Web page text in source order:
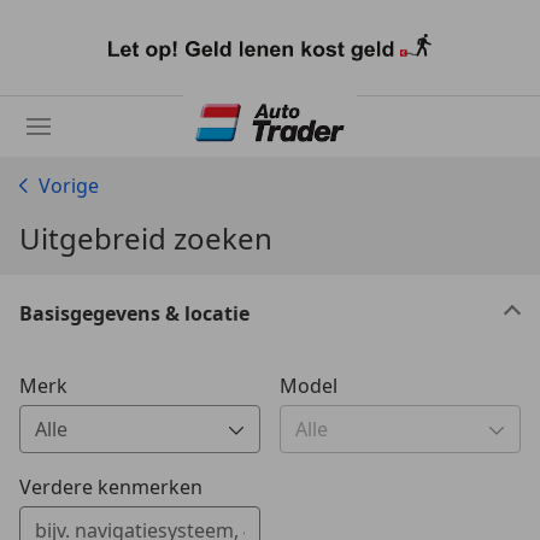
naar
Vorige
Uitgebreid zoeken
Basisgegevens & locatie
Merk Model
Verdere kenmerken